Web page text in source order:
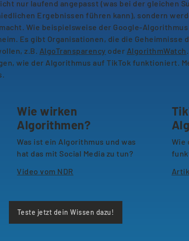
nur laufend angepasst (was bei der gleichen
Ergebnissen führen kann), sondern
Wie beispielsweise der Google-
Es gibt Organisationen, die die Geheimnisse
z.B. AlgoTransparency oder AlgorithmWatch
wie der Algorithmus auf TikTok funktioniert.
Wie wirken
Algorithmen?
Was ist ein Algorithmus und was
hat das mit Social Media zu tun?
Video vom NDR
Wie
Teste jetzt dein Wissen dazu!